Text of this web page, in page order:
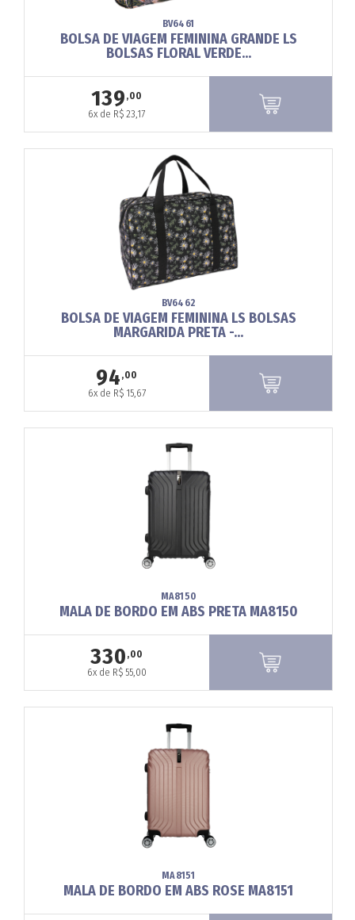
BV6461
BOLSA DE VIAGEM FEMININA GRANDE LS
BOLSAS FLORAL VERDE...
139 ,00
6x de R$ 23,17
BV6462
BOLSA DE VIAGEM FEMININA LS BOLSAS
MARGARIDA PRETA -...
94 ,00
6x de R$ 15,67
MA8150
MALA DE BORDO EM ABS PRETA MA8150
330 ,00
6x de R$ 55,00
MA8151
MALA DE BORDO EM ABS ROSE MA8151